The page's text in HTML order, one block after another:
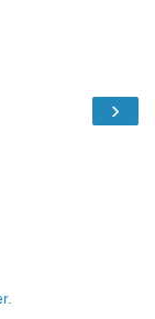
›
.